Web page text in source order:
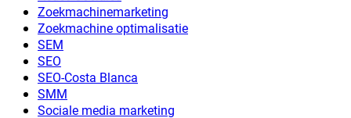
Zoekmachinemarketing
Zoekmachine optimalisatie
SEM
SEO
SEO-Costa Blanca
SMM
Sociale media marketing